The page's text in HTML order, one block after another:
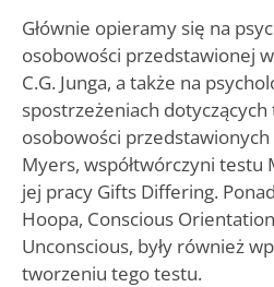
Głównie opieramy się na
osobowości przedstawionej
C.G. Junga, a także na
spostrzeżeniach
osobowości
Myers, współtwórczyni testu
jej pracy Gifts Differing.
Hoopa, Conscious
Unconscious, były również
tworzeniu tego testu.